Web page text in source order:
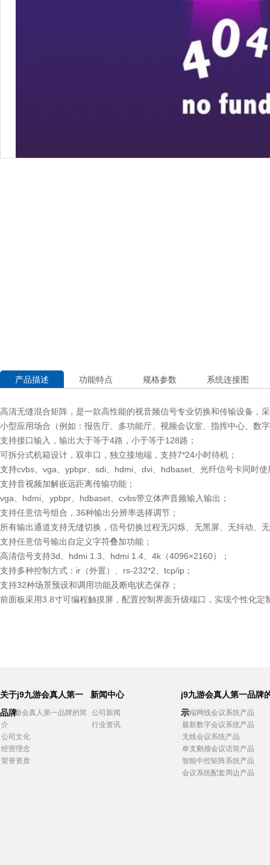
产品描述 功能特点 规格参数 系统连接图
高清无缝混合矩阵，是一款高性能的视音频信号专业切换和传输设备，
小型应用场合（例如：报告厅、多功能厅、视频会议室、指挥中心、数
支持接口输入，输出大于等于4路，小于等于128路；
可拆分式机箱设计，双串口，独立接地端，支持7*24小时待机；
支持cvbs、vga、ypbpr、sdi、hdmi、dvi、hdbaset、光纤信号卡同时使
支持音视频加解嵌远距离传输功能；
vga、hdmi、ypbpr、hdbaset、cvbs带立体声音频输入输出；
支持任意信号组合，36种输出分辨率选择调节；
所有输出通道支持无缝切换，信号切换过程无闪烁、无黑屏、无抖动、
支持任意信号输出自定义字符叠加功能；
高清信号支持3d、hdmi 1.3、hdmi 1.4、4k（4096×2160）；
支持多种控制方式：ir（外置）、rs-232*2、tcp/ip；
支持32种场景预设和调用功能及断电状态保存；
前面板采用3.8寸可编程触摸屏，配置控制界面升级端口，实现个性化定
关于j9九游会真人第一
品牌
j9九游会真人第一品牌的简
介
公司文化
经营理念
荣誉资质
新闻中心
公司新闻
行业资讯
j9九游会真人第一品牌
示
高端网线会议系统产品
最新数字会议系统产品
无线会议系统产品
单支鹅颈会议话筒产品
智能中控矩阵系统产品
会议系统配套周边产品